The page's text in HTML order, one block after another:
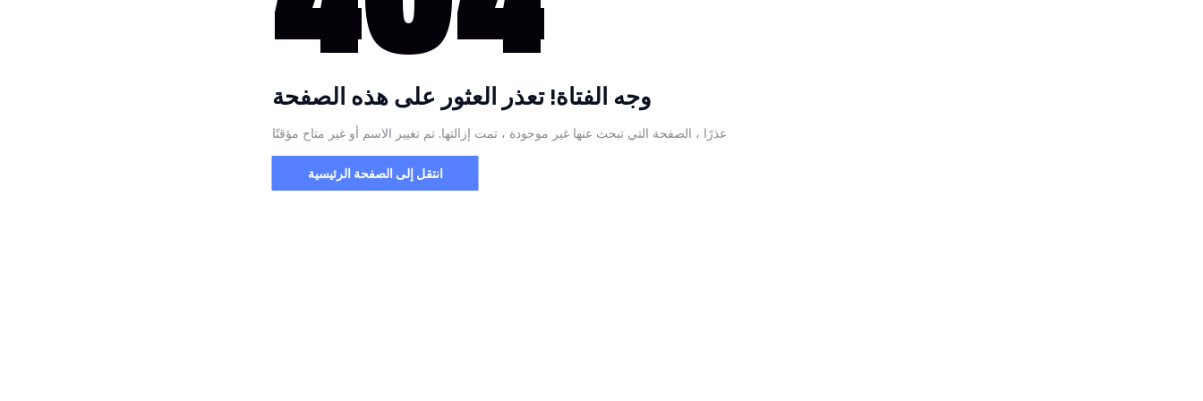
وجه الفتاة! تعذر العثور على هذه الصفحة
عذرًا ، الصفحة التي تبحث عنها غير موجودة ، تمت إزالتها. تم تغيير الاسم أو غير متاح مؤقتًا
انتقل إلى الصفحة الرئيسية